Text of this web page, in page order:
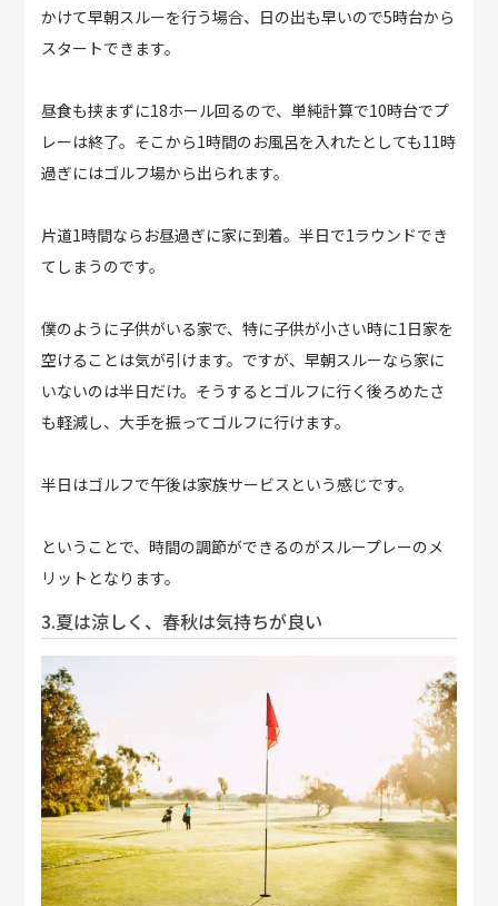
かけて早朝スルーを行う場合、日の出も早いので5時台から
スタートできます。
昼食も挟まずに18ホール回るので、単純計算で10時台でプ
レーは終了。そこから1時間のお風呂を入れたとしても11時
過ぎにはゴルフ場から出られます。
片道1時間ならお昼過ぎに家に到着。半日で1ラウンドでき
てしまうのです。
僕のように子供がいる家で、特に子供が小さい時に1日家を
空けることは気が引けます。ですが、早朝スルーなら家に
いないのは半日だけ。そうするとゴルフに行く後ろめたさ
も軽減し、大手を振ってゴルフに行けます。
半日はゴルフで午後は家族サービスという感じです。
ということで、時間の調節ができるのがスループレーのメ
リットとなります。
3.夏は涼しく、春秋は気持ちが良い